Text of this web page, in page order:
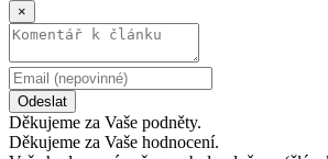
×
Odeslat
Děkujeme za Vaše podněty.
Děkujeme za Vaše hodnocení.